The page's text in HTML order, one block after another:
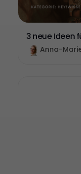
3 neue Ideen
Anna-